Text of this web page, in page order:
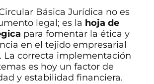
Básica Jurídica no es
legal; es la hoja de
para fomentar la ética y
en el tejido empresarial
La correcta implementación
es hoy un factor de
y estabilidad financiera.